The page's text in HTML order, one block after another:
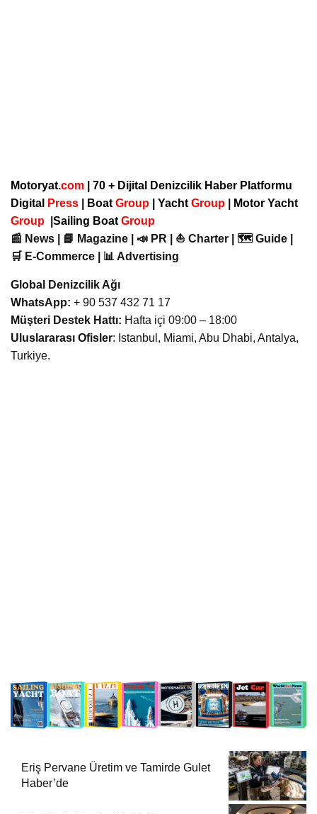
Motoryat.com | 70 + Dijital Denizcilik Haber Platformu
Digital
Press Boat Group Yacht Group
Motor Yacht
Group
Sailing Boat Group
📰 News | 📘 Magazine | 📣 PR | ⛵ Charter | 🗺️ Guide |
🛒 E-Commerce | 📊 Advertising
Global Denizcilik Ağı
WhatsApp: + 90 537 432 71 17
Müşteri Destek Hattı: Hafta içi 09:00 – 18:00
Uluslararası Ofisler: Istanbul, Miami, Abu Dhabi, Antalya,
Turkiye.
Eriş Pervane Üretim ve Tamirde Gulet
Haber’de